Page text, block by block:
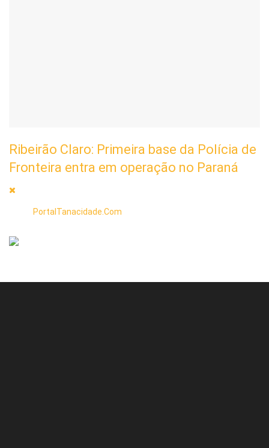
Ribeirão Claro: Primeira base da Polícia de
Fronteira entra em operação no Paraná
PortalTanacidade.Com